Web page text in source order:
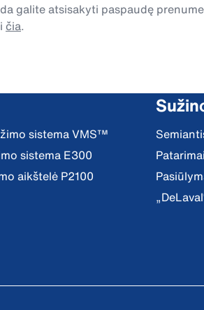
galite atsisakyti paspaudę
čia.
sistema VMS™
sistema E300
aikštelė P2100